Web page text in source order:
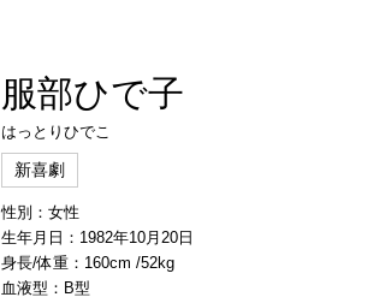
服部ひで子
はっとりひでこ
新喜劇
性別：女性
生年月日：1982年10月20日
身長/体重：160cm /52kg
血液型：B型